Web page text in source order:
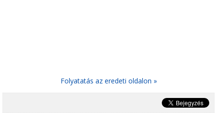
Folyatatás az eredeti oldalon »